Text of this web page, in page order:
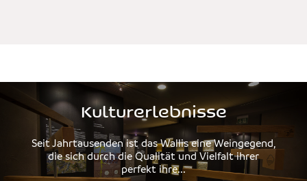
Kulturerlebnisse
Seit Jahrtausenden ist das Wallis eine Weingegend,
die sich durch die Qualität und Vielfalt ihrer
perfekt ihre...